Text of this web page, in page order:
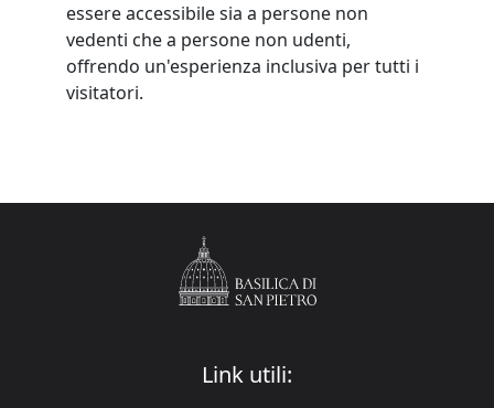
essere accessibile sia a persone non
vedenti che a persone non udenti,
offrendo un'esperienza inclusiva per tutti i
visitatori.
Link utili: